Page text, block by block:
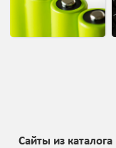
Сайты из каталога